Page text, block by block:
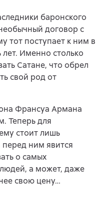
баронского
договор с
тот поступает к ним в
Именно столько
Сатане, что обрел
свой род от
Франсуа Армана
Теперь для
стоит лишь
перед ним явится
о самых
а может, даже
свою цену…